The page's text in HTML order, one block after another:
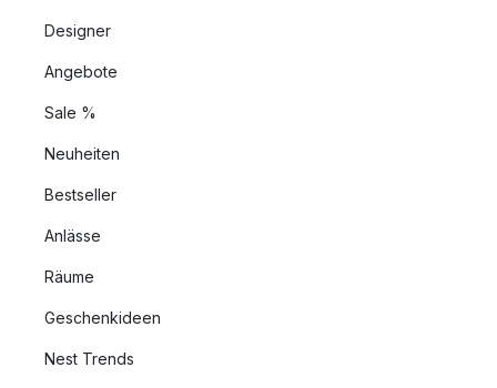
Designer
Angebote
Sale %
Neuheiten
Bestseller
Anlässe
Räume
Geschenkideen
Nest Trends